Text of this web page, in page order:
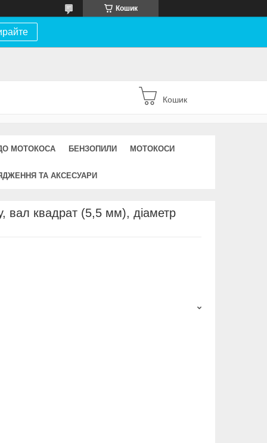
Кошик
Кошик
МОТОКОСА БЕНЗОПИЛИ МОТОКОСИ
ТА АКСЕСУАРИ
вал квадрат (5,5 мм), діаметр